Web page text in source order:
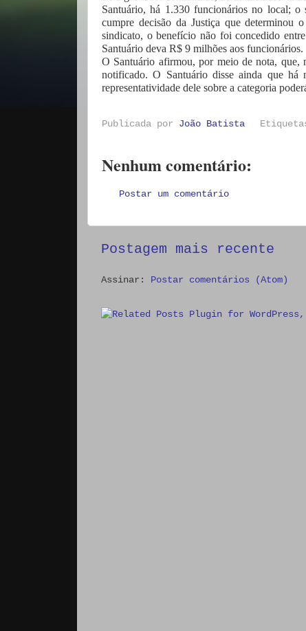
Santuário, há 1.330 funcionários no local;
cumpre decisão da Justiça que determinou
sindicato, o benefício não foi concedido
Santuário deva R$ 9 milhões aos funcionários.
O Santuário afirmou, por meio de nota,
notificado. O Santuário disse ainda que
representatividade dele sobre a categoria
Publicada por João Batista
Nenhum comentário:
Postar um comentário
Postagem mais recente
Assinar: Postar comentários (Atom)